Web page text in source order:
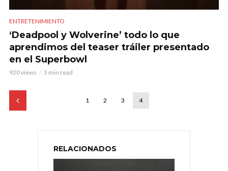
ENTRETENIMIENTO
‘Deadpool y Wolverine’ todo lo que
aprendimos del teaser tráiler presentado
en el Superbowl
920 views 3 min read
1 2 3 4
RELACIONADOS